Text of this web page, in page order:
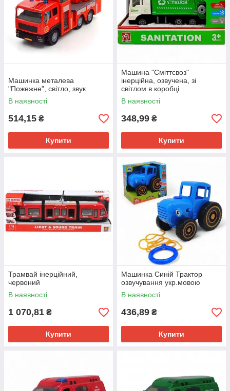
Машинка металева
"Пожежне", світло, звук
В наявності
514,15 ₴
Купити
Машина "Сміттєвоз"
інерційна, озвучена, зі
світлом в коробці
В наявності
348,99 ₴
Купити
Трамвай інерційний,
червоний
В наявності
1 070,81 ₴
Купити
Машинка Синій Трактор
озвучування укр.мовою
В наявності
436,89 ₴
Купити